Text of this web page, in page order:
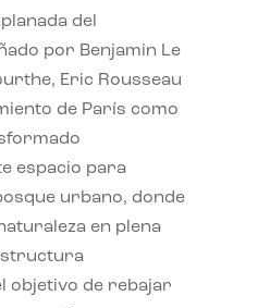
del
por Benjamin Le
Eric Rousseau
de París como
espacio para
urbano, donde
en plena
objetivo de rebajar